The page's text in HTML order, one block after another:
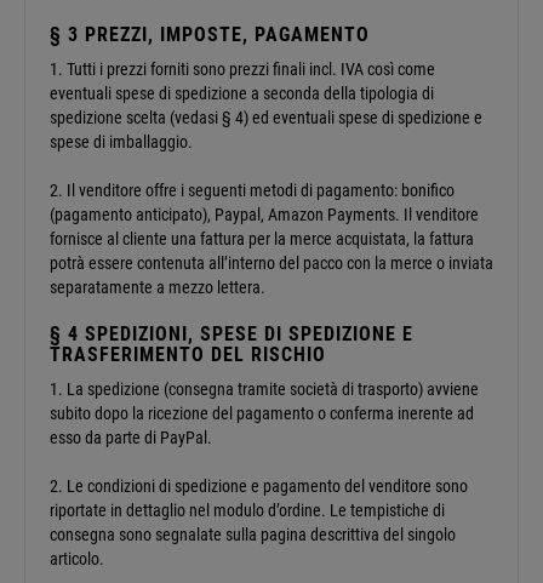
§ 3 PREZZI, IMPOSTE, PAGAMENTO
1. Tutti i prezzi forniti sono prezzi finali incl. IVA così come
eventuali spese di spedizione a seconda della tipologia di
spedizione scelta (vedasi § 4) ed eventuali spese di spedizione e
spese di imballaggio.
2. Il venditore offre i seguenti metodi di pagamento: bonifico
(pagamento anticipato), Paypal, Amazon Payments. Il venditore
fornisce al cliente una fattura per la merce acquistata, la fattura
potrà essere contenuta all’interno del pacco con la merce o inviata
separatamente a mezzo lettera.
§ 4 SPEDIZIONI, SPESE DI SPEDIZIONE E
TRASFERIMENTO DEL RISCHIO
1. La spedizione (consegna tramite società di trasporto) avviene
subito dopo la ricezione del pagamento o conferma inerente ad
esso da parte di PayPal.
2. Le condizioni di spedizione e pagamento del venditore sono
riportate in dettaglio nel modulo d’ordine. Le tempistiche di
consegna sono segnalate sulla pagina descrittiva del singolo
articolo.